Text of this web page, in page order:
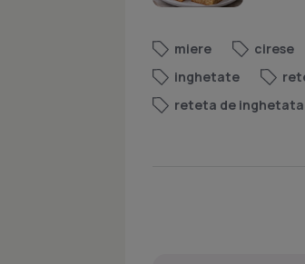
miere cirese
inghetate
reteta de inghetata